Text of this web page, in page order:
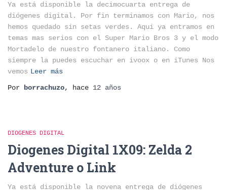
Ya está disponible la decimocuarta entrega de
diógenes digital. Por fin terminamos con Mario, nos
hemos quedado sin setas verdes. Aqui ya entramos en
temas mas serios con el Super Mario Bros 3 y el modo
Mortadelo de nuestro fontanero italiano. Como
siempre la puedes escuchar en ivoox o en iTunes Nos
vemos Leer más
Por
borrachuzo, hace 12 años
DIOGENES DIGITAL
Diogenes Digital 1X09: Zelda 2
Adventure o Link
Ya está disponible la novena entrega de diógenes